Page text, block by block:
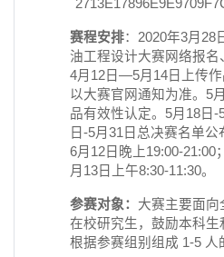
赛程安排：2020年3月
油工程设计大赛网络报名
4月12日—5月14日上传作
以大赛官网通知为准。5
品有效性认定。5月18日
日-5月31日总决赛名单
6月12日晚上19:00-21:00
月13日上午8:30-11:30。
参赛对象： 大赛主要面向
在校研究生，鼓励本科
根据参赛组别组成 1-5 人